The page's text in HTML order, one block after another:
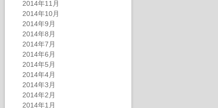
2014年11月
2014年10月
2014年9月
2014年8月
2014年7月
2014年6月
2014年5月
2014年4月
2014年3月
2014年2月
2014年1月